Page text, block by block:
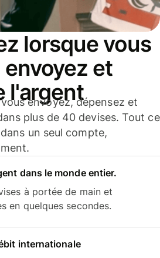
lorsque vous
et
l'argent
envoyez, dépensez et
plus de 40 devises. Tout ce
un seul compte,
dans le monde entier.
à portée de main et
en quelques secondes.
internationale